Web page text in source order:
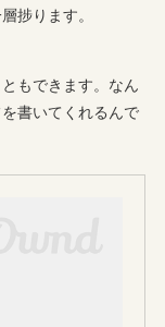
捗ります。
もできます。なん
書いてくれるんで